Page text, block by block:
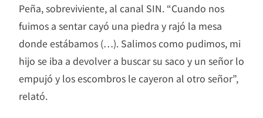
Peña, sobreviviente, al canal SIN. “Cuando nos
fuimos a sentar cayó una piedra y rajó la mesa
donde estábamos (…). Salimos como pudimos, mi
hijo se iba a devolver a buscar su saco y un señor lo
empujó y los escombros le cayeron al otro señor”,
relató.